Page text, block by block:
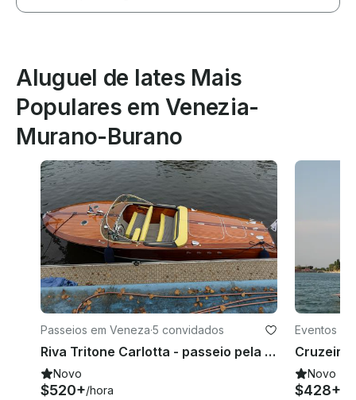
Aluguel de Iates Mais
Populares em Venezia-
Murano-Burano
Passeios em Veneza·5 convidados
Riva Tritone Carlotta - passeio pela lagoa veneziana
Novo
$520+/hora
Eventos
Novo
$428+